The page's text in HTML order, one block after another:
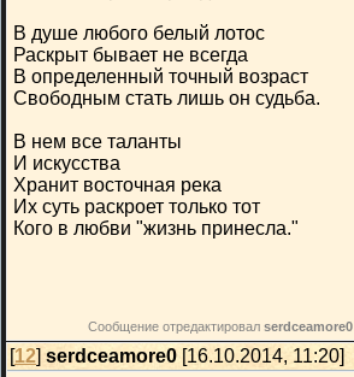
В душе любого белый лотос
Раскрыт бывает не всегда
В определенный точный возраст
Свободным стать лишь он судьба.
В нем все таланты
И искусства
Хранит восточная река
Их суть раскроет только тот
Кого в любви "жизнь принесла."
Сообщение отредактировал serdceamore0
[12]serdceamore0 [16.10.2014, 11:20]